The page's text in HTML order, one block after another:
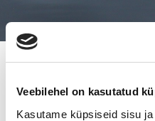
Veebilehel on kasutatud
Kasutame küpsiseid sisu
10.7.2018
EPOMARE